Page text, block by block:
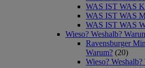
WAS IST WAS
WAS IST WAS
WAS IST WAS
Wieso? Weshalb?
Ravensburger
Warum? (20)
Wieso? Weshalb?